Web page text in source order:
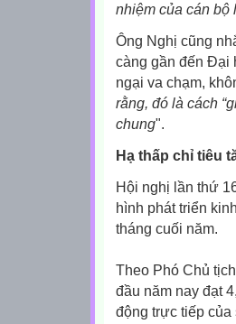
nhiệm của cán bộ
Ông Nghị cũng
càng gần đến Đại
ngại va chạm,
rằng, đó là cách
chung".
Hạ thấp chỉ tiêu
Hội nghị lần thứ
hình phát triển
tháng cuối năm.
Theo Phó Chủ
đầu năm nay đạt
động trực tiếp của